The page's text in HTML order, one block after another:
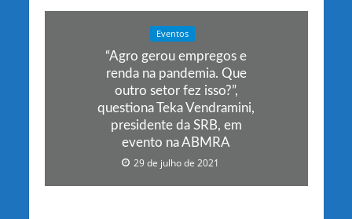
Eventos
“Agro gerou empregos e
renda na pandemia. Que
outro setor fez isso?”,
questiona Teka Vendramini,
presidente da SRB, em
evento na ABMRA
29 de julho de 2021